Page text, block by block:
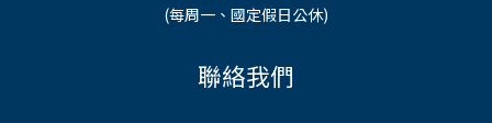
(每周一、國定假日公休)
聯絡我們